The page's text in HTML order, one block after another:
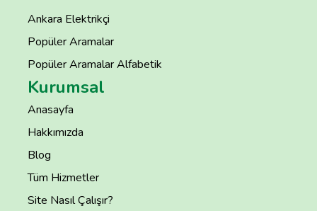
Ankara Elektrikçi
Popüler Aramalar
Popüler Aramalar Alfabetik
Kurumsal
Anasayfa
Hakkımızda
Blog
Tüm Hizmetler
Site Nasıl Çalışır?